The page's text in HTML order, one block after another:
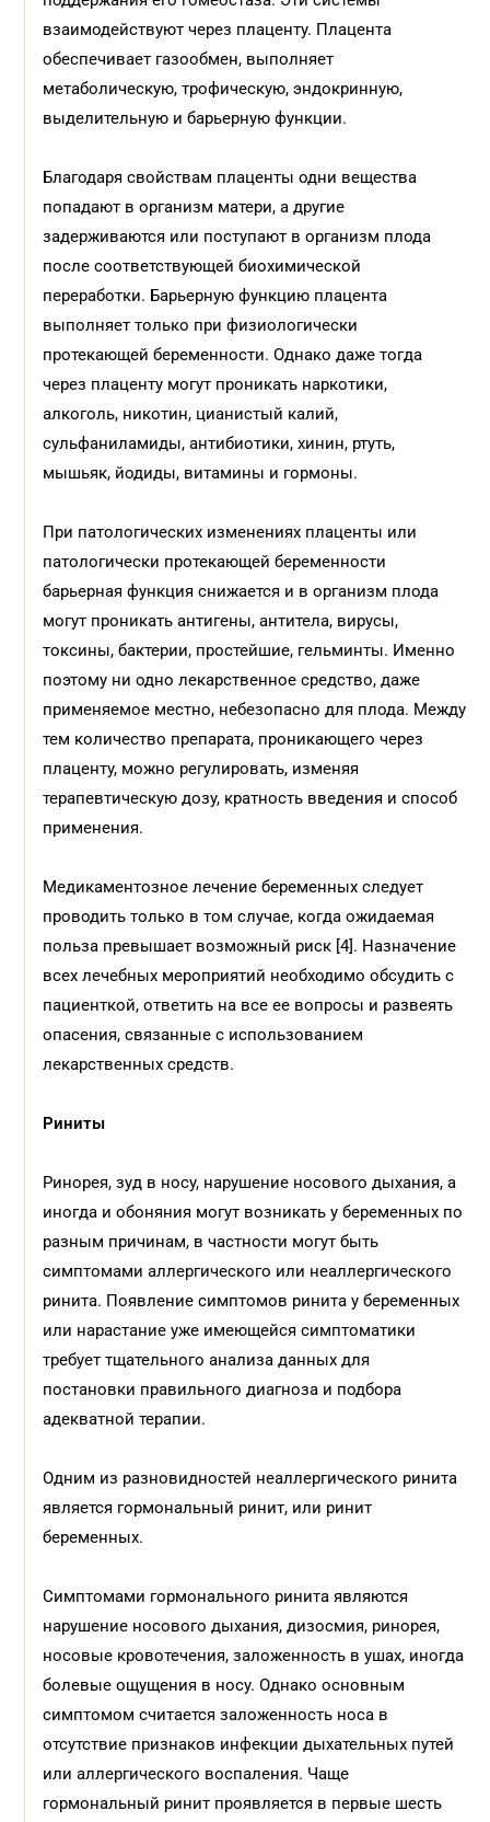
взаимодействуют через плаценту. Плацента
обеспечивает газообмен, выполняет
метаболическую, трофическую, эндокринную,
выделительную и барьерную функции.
Благодаря свойствам плаценты одни вещества
попадают в организм матери, а другие
задерживаются или поступают в организм плода
после соответствующей биохимической
переработки. Барьерную функцию плацента
выполняет только при физиологически
протекающей беременности. Однако даже тогда
через плаценту могут проникать наркотики,
алкоголь, никотин, цианистый калий,
сульфаниламиды, антибиотики, хинин, ртуть,
мышьяк, йодиды, витамины и гормоны.
При патологических изменениях плаценты или
патологически протекающей беременности
барьерная функция снижается и в организм плода
могут проникать антигены, антитела, вирусы,
токсины, бактерии, простейшие, гельминты. Именно
поэтому ни одно лекарственное средство, даже
применяемое местно, небезопасно для плода. Между
тем количество препарата, проникающего через
плаценту, можно регулировать, изменяя
терапевтическую дозу, кратность введения и способ
применения.
Медикаментозное лечение беременных следует
проводить только в том случае, когда ожидаемая
польза превышает возможный риск [4]. Назначение
всех лечебных мероприятий необходимо обсудить с
пациенткой, ответить на все ее вопросы и развеять
опасения, связанные с использованием
лекарственных средств.
Риниты
Ринорея, зуд в носу, нарушение носового дыхания, а
иногда и обоняния могут возникать у беременных по
разным причинам, в частности могут быть
симптомами аллергического или неаллергического
ринита. Появление симптомов ринита у беременных
или нарастание уже имеющейся симптоматики
требует тщательного анализа данных для
постановки правильного диагноза и подбора
адекватной терапии.
Одним из разновидностей неаллергического ринита
является гормональный ринит, или ринит
беременных.
Симптомами гормонального ринита являются
нарушение носового дыхания, дизосмия, ринорея,
носовые кровотечения, заложенность в ушах, иногда
болевые ощущения в носу. Однако основным
симптомом считается заложенность носа в
отсутствие признаков инфекции дыхательных путей
или аллергического воспаления. Чаще
гормональный ринит проявляется в первые шесть